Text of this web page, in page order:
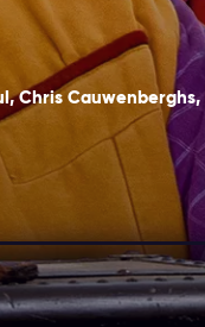
, Chris Cauwenberghs,